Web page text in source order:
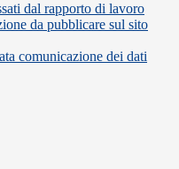
dal rapporto di lavoro
da pubblicare sul sito
comunicazione dei dati